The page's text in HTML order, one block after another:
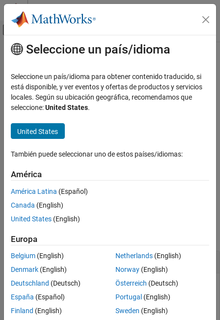
Saltar al contenido
Mostrar/ocultar menú de navegación
Inicio de Documentación
Image Processing Toolbox
Transformaciones geométricas y registro de
imagen
EN ESTA PÁGINA
Descripción
Ejemplos
Argumentos de entrada
Consulte también
Contenido principal
invert
Invertir la transformación geométrica
contraer todo en la página
tformInv = invert(tform)
transformación geométrica
ejemplo
Ejemplos
Rotación inversa 2D
Lea y muestre una imagen.
Seleccione un país/idioma
Seleccione un país/idioma para obtener contenido traducido, si
está disponible, y ver eventos y ofertas de productos y servicios
locales. Según su ubicación geográfica, recomendamos que
seleccione:United States.
United States
También puede seleccionar uno de estos países/idiomas:
América
América Latina (Español)
Canada (English)
United States (English)
Europa
Belgium (English)
Denmark (English)
Deutschland (Deutsch)
España (Español)
Finland (English)
Netherlands(English)
Norway(English)
Österreich (Deutsch)
Portugal (English)
Sweden (English)